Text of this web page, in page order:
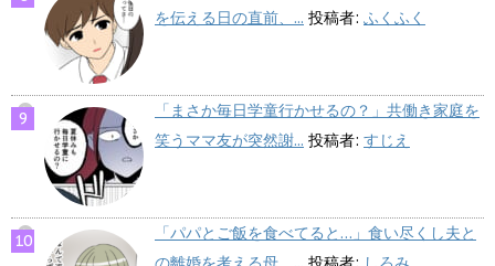
を伝える日の直前、... 投稿者: ふくふく
「まさか毎日学童行かせるの？」共働き家庭を
笑うママ友が突然謝... 投稿者: すじえ
「パパとご飯を食べてると…」食い尽くし夫と